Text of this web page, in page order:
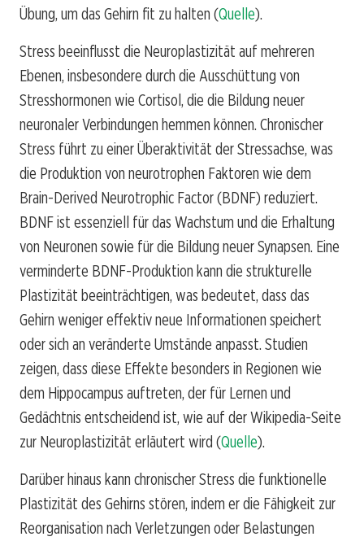
Übung, um das Gehirn fit zu halten (Quelle).
Stress beeinflusst die Neuroplastizität auf mehreren
Ebenen, insbesondere durch die Ausschüttung von
Stresshormonen wie Cortisol, die die Bildung neuer
neuronaler Verbindungen hemmen können. Chronischer
Stress führt zu einer Überaktivität der Stressachse, was
die Produktion von neurotrophen Faktoren wie dem
Brain-Derived Neurotrophic Factor (BDNF) reduziert.
BDNF ist essenziell für das Wachstum und die Erhaltung
von Neuronen sowie für die Bildung neuer Synapsen. Eine
verminderte BDNF-Produktion kann die strukturelle
Plastizität beeinträchtigen, was bedeutet, dass das
Gehirn weniger effektiv neue Informationen speichert
oder sich an veränderte Umstände anpasst. Studien
zeigen, dass diese Effekte besonders in Regionen wie
dem Hippocampus auftreten, der für Lernen und
Gedächtnis entscheidend ist, wie auf der Wikipedia-Seite
zur Neuroplastizität erläutert wird (Quelle).
Darüber hinaus kann chronischer Stress die funktionelle
Plastizität des Gehirns stören, indem er die Fähigkeit zur
Reorganisation nach Verletzungen oder Belastungen